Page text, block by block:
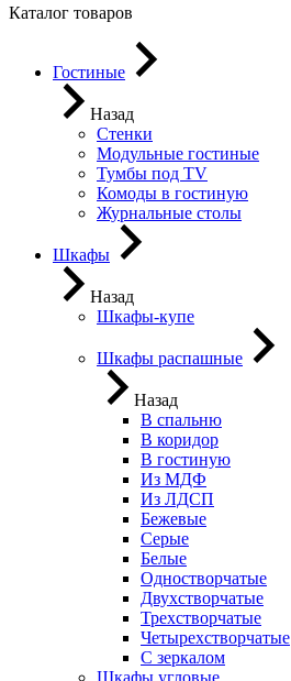
Каталог товаров
Гостиные
Назад
Стенки
Модульные гостиные
Тумбы под ТV
Комоды в гостиную
Журнальные столы
Шкафы
Назад
Шкафы-купе
Шкафы распашные
Назад
В спальню
В коридор
В гостиную
Из МДФ
Из ЛДСП
Бежевые
Серые
Белые
Одностворчатые
Двухстворчатые
Трехстворчатые
Четырехстворчатые
С зеркалом
Шкафы угловые